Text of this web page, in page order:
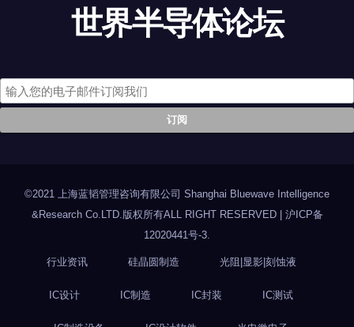
世界半导体论坛
©2021 上海蓝韬管理咨询有限公司 Shanghai Bluewave Intelligence
&Research Co.LTD.版权所有ALL RIGHT RESERVED | 沪ICP备
12020441号-3
行业资讯 硅晶圆制造 光阻|显影|刻蚀液
IC设计 IC制造 IC封装 IC测试